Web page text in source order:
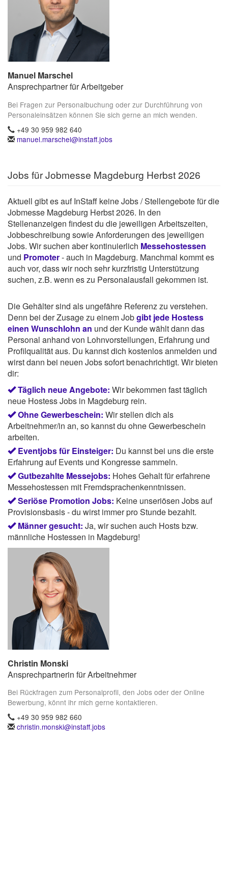
Manuel Marschel
Ansprechpartner für Arbeitgeber
Bei Fragen zur Personalbuchung oder zur Durchführung von
Personaleinsätzen können Sie sich gerne an mich wenden.
+49 30 959 982 640
manuel.marschel@instaff.jobs
Jobs für Jobmesse Magdeburg Herbst 2026
Aktuell gibt es auf InStaff keine Jobs / Stellengebote für die
Jobmesse Magdeburg Herbst 2026. In den
Stellenanzeigen findest du die jeweiligen Arbeitszeiten,
Jobbeschreibung sowie Anforderungen des jeweiligen
Jobs. Wir suchen aber kontinuierlich Messehostessen
und Promoter- auch in Magdeburg. Manchmal kommt es
auch vor, dass wir noch sehr kurzfristig Unterstützung
suchen, z.B. wenn es zu Personalausfall gekommen ist.
Die Gehälter sind als ungefähre Referenz zu verstehen.
Denn bei der Zusage zu einem Jobgibt jede Hostess
einen Wunschlohn an und der Kunde wählt dann das
Personal anhand von Lohnvorstellungen, Erfahrung und
Profilqualität aus. Du kannst dich kostenlos anmelden und
wirst dann bei neuen Jobs sofort benachrichtigt. Wir bieten
dir:
Täglich neue Angebote: Wir bekommen fast täglich
neue Hostess Jobs in Magdeburg rein.
Ohne Gewerbeschein: Wir stellen dich als
Arbeitnehmer/in an, so kannst du ohne Gewerbeschein
arbeiten.
Eventjobs für Einsteiger: Du kannst bei uns die erste
Erfahrung auf Events und Kongresse sammeln.
Gutbezahlte Messejobs: Hohes Gehalt für erfahrene
Messehostessen mit Fremdsprachenkenntnissen.
Seriöse Promotion Jobs: Keine unseriösen Jobs auf
Provisionsbasis - du wirst immer pro Stunde bezahlt.
Männer gesucht: Ja, wir suchen auch Hosts bzw.
männliche Hostessen in Magdeburg!
Christin Monski
Ansprechpartnerin für Arbeitnehmer
Bei Rückfragen zum Personalprofil, den Jobs oder der Online
Bewerbung, könnt ihr mich gerne kontaktieren.
+49 30 959 982 660
christin.monski@instaff.jobs